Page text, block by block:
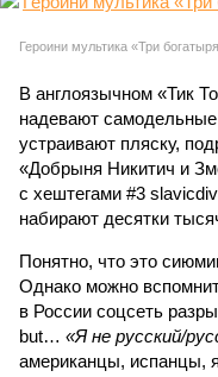
Героини мультика «Три
В англоязычном «Тик
надевают
устраивают пляску,
«Добрыня Никитич и
с хештегами #3
набирают десятки
Понятно, что это
Однако можно
в России соцсеть
but… «Я не русский/
американцы, испанцы,